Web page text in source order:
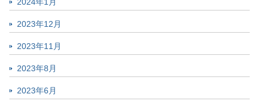
2023年12月
2023年11月
2023年8月
2023年6月